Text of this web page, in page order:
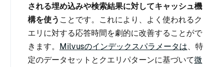
される埋め込みや検索結果に対してキャッシュ機
構を使う ことです。これにより、よく使われるク
エリに対する応答時間を劇的に改善することがで
きます。 Milvusのインデックスパラメータは、特
定のデータセットとクエリパターンに基づいて微